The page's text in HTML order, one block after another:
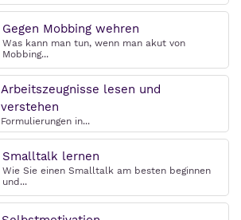
Gegen Mobbing wehren
Was kann man tun, wenn man akut von
Mobbing...
Arbeitszeugnisse lesen und
verstehen
Formulierungen in...
Smalltalk lernen
Wie Sie einen Smalltalk am besten beginnen
und...